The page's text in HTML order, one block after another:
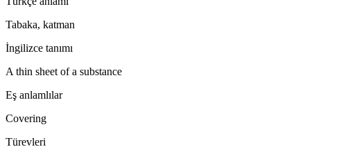
Tabaka, katman
İngilizce tanımı
A thin sheet of a substance
Eş anlamlılar
Covering
Türevleri